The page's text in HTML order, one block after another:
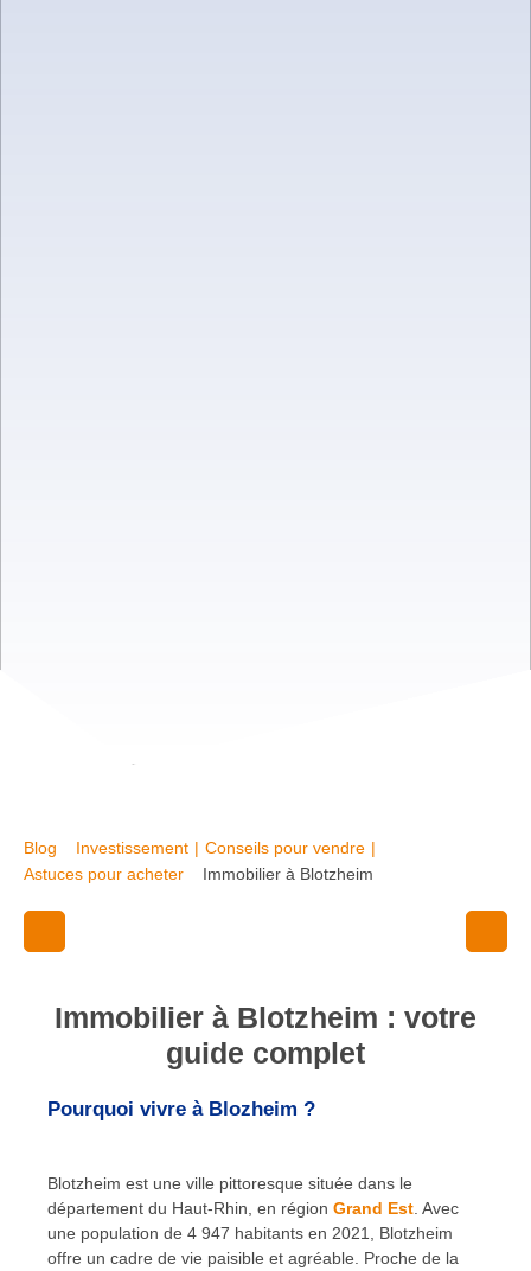
Blog Investissement | Conseils pour vendre |
Astuces pour acheter
Immobilier à Blotzheim
Immobilier à Blotzheim : votre
guide complet
Pourquoi vivre à Blozheim ?
Blotzheim est une ville pittoresque située dans le
département du Haut-Rhin, en région Grand Est . Avec
une population de 4 947 habitants en 2021, Blotzheim
offre un cadre de vie paisible et agréable. Proche de la